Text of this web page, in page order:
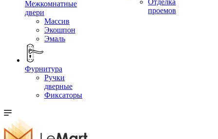
Межкомнатные
двери
Массив
Экошпон
Эмаль
Фурнитура
Ручки
дверные
Фиксаторы
Отделка
проемов